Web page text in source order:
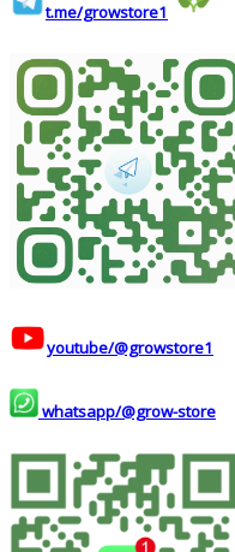
t.me/growstore1
youtube/@growstore1
whatsapp/@grow-store